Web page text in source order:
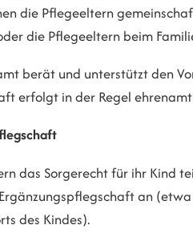
die Pflegeeltern
die Pflegeeltern beim
berät und unterstützt den
erfolgt in der Regel
das Sorgerecht für ihr Kind
an
des Kindes).